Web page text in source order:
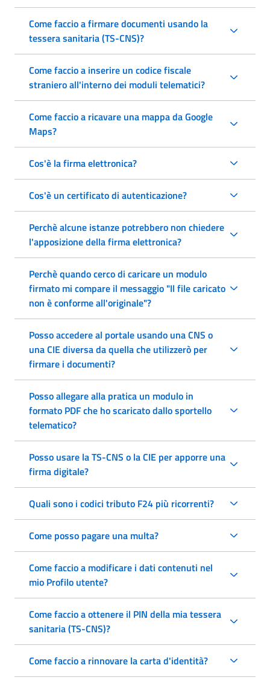
Come faccio a firmare documenti usando la
tessera sanitaria (TS-CNS)?
Come faccio a inserire un codice fiscale
straniero all'interno dei moduli telematici?
Come faccio a ricavare una mappa da Google
Maps?
Cos'è la firma elettronica?
Cos'è un certificato di autenticazione?
Perchè alcune istanze potrebbero non chiedere
l'apposizione della firma elettronica?
Perchè quando cerco di caricare un modulo
firmato mi compare il messaggio "Il file caricato
non è conforme all'originale"?
Posso accedere al portale usando una CNS o
una CIE diversa da quella che utilizzerò per
firmare i documenti?
Posso allegare alla pratica un modulo in
formato PDF che ho scaricato dallo sportello
telematico?
Posso usare la TS-CNS o la CIE per apporre una
firma digitale?
Quali sono i codici tributo F24 più ricorrenti?
Come posso pagare una multa?
Come faccio a modificare i dati contenuti nel
mio Profilo utente?
Come faccio a ottenere il PIN della mia tessera
sanitaria (TS-CNS)?
Come faccio a rinnovare la carta d'identità?